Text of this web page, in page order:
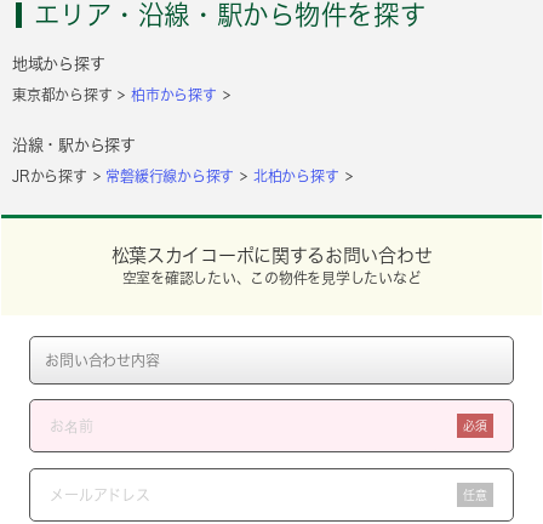
エリア・沿線・駅から物件を探す
地域から探す
東京都から探す 柏市から探す
沿線・駅から探す
JRから探す 常磐緩行線から探す 北柏から探す
松葉スカイコーポに関するお問い合わせ
空室を確認したい、この物件を見学したいなど
必須
任意